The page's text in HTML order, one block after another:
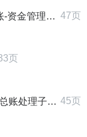
管理报表) 47页
页
处理子系统 45页